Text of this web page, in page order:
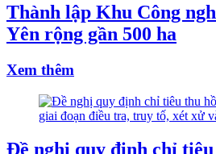
Thành lập Khu Công
Yên rộng gần 500 ha
Xem thêm
Đề nghị quy định chỉ